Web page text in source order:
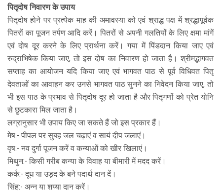
पितृदोष निवारण के उपाय
पितृदोष होने पर प्रत्येक माह की अमावस्या को एवं श्राद्ध पक्ष में श्रद्धापूर्वक
पितरों का पूजन तर्पण आदि करें। पितरों से अपनी गलतियों के लिए क्षमा मांगें
एवं दोष दूर करने के लिए प्रार्थना करें। गया में पिंडदान किया जाए एवं
रुद्राभिषेक किया जाए, तो इस दोष का निवारण हो जाता है। श्रीमद्भागवत
सप्ताह का आयोजन यदि किया जाए एवं भागवत पाठ से पूर्व विधिवत पितृ
देवताओं का आवाहन कर उनसे भागवत पाठ सुनने का निवेदन किया जाए, तो
भी इस पाठ के प्रभाव से पितृदोष दूर हो जाता है और पितृगणों को प्रेत योनि
से छुटकारा मिल जाता है।
लग्रानुसार भी उपाय किए जा सकते हैं जो इस प्रकार हैं।
मेष:- पीपल पर सुबह जल चढ़ाएं व सायं दीप जलाएं।
वृष:- नव दुर्गा पूजन करें व कन्याओं को खीर खिलाएं।
मिथुन:- किसी गरीब कन्या के विवाह या बीमारी में मदद करें।
कर्क:- दूध या उड़द के बने पदार्थ दान दें।
सिंह:- अन्न या शय्या दान करें।